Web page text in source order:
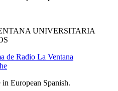
UNIVERSITARIA
de Radio La Ventana
European Spanish.